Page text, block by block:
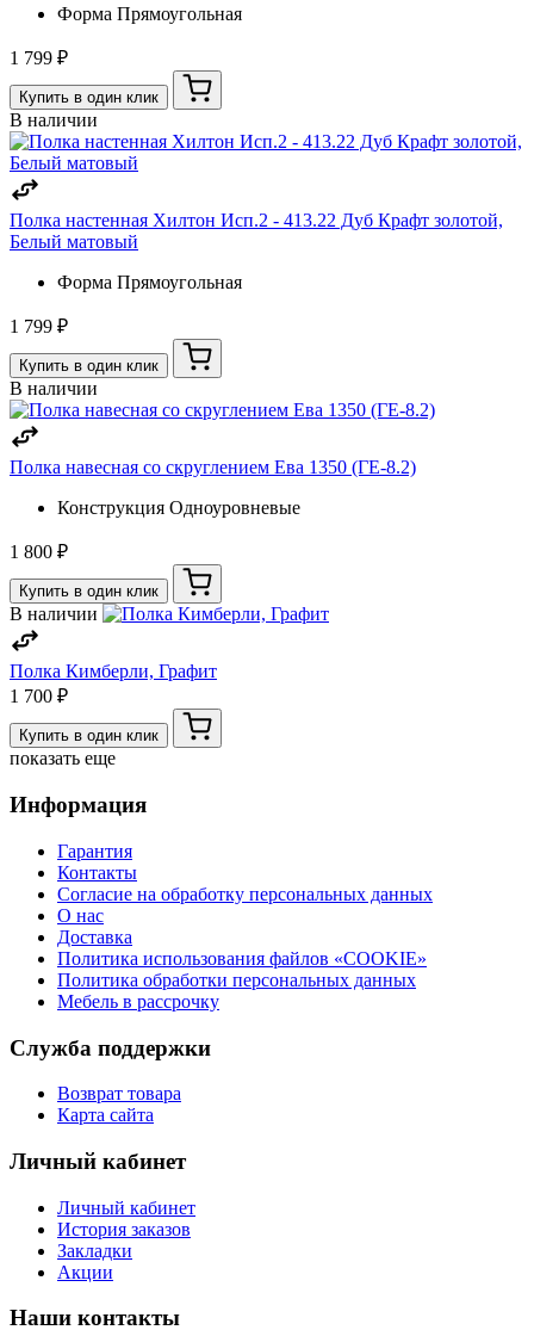
Форма Прямоугольная
1 799 ₽
Купить в один клик
В наличии
Полка настенная Хилтон Исп.2 - 413.22 Дуб Крафт золотой,
Белый матовый
Форма Прямоугольная
1 799 ₽
Купить в один клик
В наличии
Полка навесная со скруглением Ева 1350 (ГЕ-8.2)
Конструкция Одноуровневые
1 800 ₽
Купить в один клик
В наличии
Полка Кимберли, Графит
1 700 ₽
Купить в один клик
показать еще
Информация
Гарантия
Контакты
Согласие на обработку персональных данных
О нас
Доставка
Политика использования файлов «COOKIE»
Политика обработки персональных данных
Мебель в рассрочку
Служба поддержки
Возврат товара
Карта сайта
Личный кабинет
Личный кабинет
История заказов
Закладки
Акции
Наши контакты